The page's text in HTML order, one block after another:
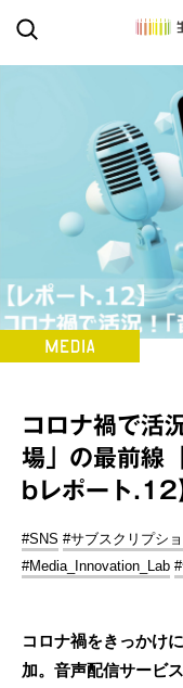
コロナ禍で活
場」の最前
bレポート.12
#SNS #サブスクリプシ
#Media_Innovation_Lab
コロナ禍をきっかけ
加。音声配信サービ